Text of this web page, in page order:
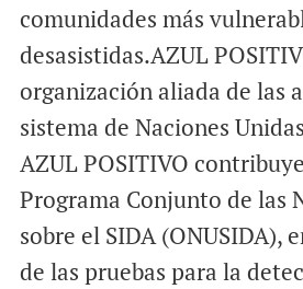
comunidades más
desasistidas.AZUL
organización aliada de las
sistema de Naciones
AZUL POSITIVO
Programa Conjunto de las
sobre el SIDA (ONUSIDA),
de las pruebas para la